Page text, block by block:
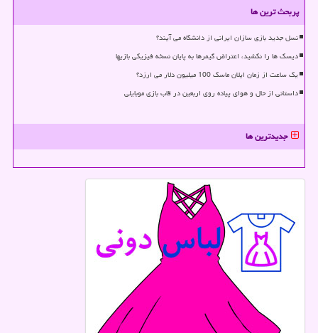
پربحث ترین ها
نسل جدید بازی سازان ایرانی از دانشگاه می آیند؟
دیسک ها را نکشید، اعتراض گیمرها به پایان نسخه فیزیکی بازیها
یک ساعت از زمان ایلان ماسک 100 میلیون دلار می ارزد؟
داستانی از حال و هوای پیاده روی اربعین در قاب بازی موبایلی
جدیدترین ها